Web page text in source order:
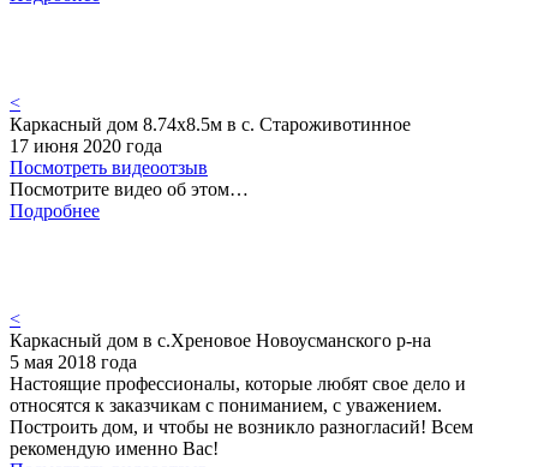
<
Каркасный дом 8.74х8.5м в с. Староживотинное
17 июня 2020 года
Посмотреть видеоотзыв
Посмотрите видео об этом…
Подробнее
<
Каркасный дом в с.Хреновое Новоусманского р-на
5 мая 2018 года
Настоящие профессионалы, которые любят свое дело и
относятся к заказчикам с пониманием, с уважением.
Построить дом, и чтобы не возникло разногласий! Всем
рекомендую именно Вас!